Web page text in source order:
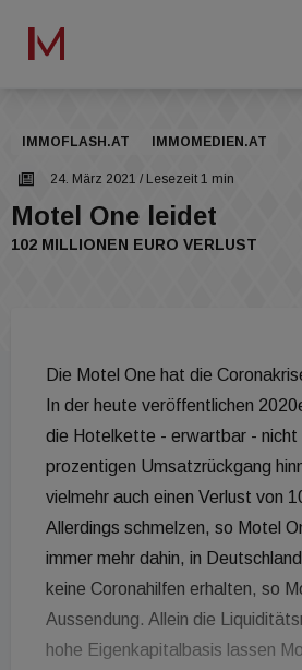
IMMOFLASH.AT IMMOMEDIEN.AT
24. März 2021 / Lesezeit 1 min
Motel One leidet
102 MILLIONEN EURO VERLUST
Die Motel One hat die
In der heute veröffentlichen
die Hotelkette - erwartbar - nicht
prozentigen Umsatzrückgang
vielmehr auch einen Verlust von
Allerdings schmelzen, so Motel
immer mehr dahin, in
keine Coronahilfen erhalten, so
Aussendung. Allein die
hohe Eigenkapitalbasis lassen